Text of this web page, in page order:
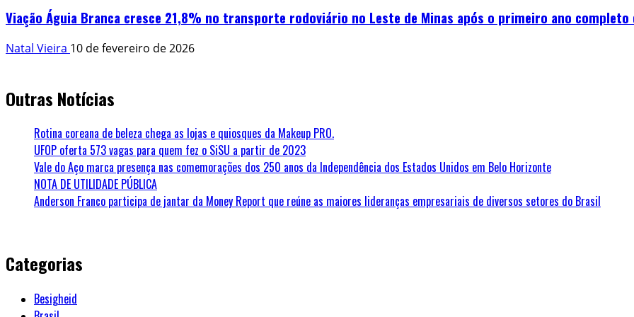
Viação Águia Branca cresce 21,8% no transporte rodoviário no Leste de Minas após o primeiro ano completo
Natal Vieira 10 de fevereiro de 2026
Outras Notícias
Rotina coreana de beleza chega as lojas e quiosques da Makeup PRO.
UFOP oferta 573 vagas para quem fez o SiSU a partir de 2023
Vale do Aço marca presença nas comemorações dos 250 anos da Independência dos Estados Unidos em Belo Horizonte
NOTA DE UTILIDADE PÚBLICA
Anderson Franco participa de jantar da Money Report que reúne as maiores lideranças empresariais de diversos setores do Brasil
Categorias
Besigheid